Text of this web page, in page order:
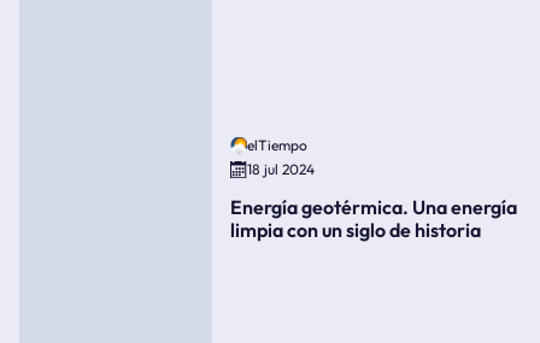
elTiempo
18 jul 2024
Energía geotérmica. Una energía
limpia con un siglo de historia